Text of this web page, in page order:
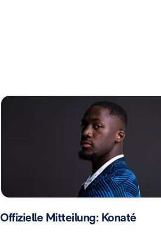
Offizielle Mitteilung: Konaté